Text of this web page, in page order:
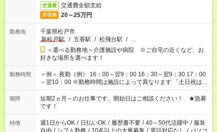
交通費 交通費全額支給
月収例 20～25万円
勤務地
千葉県松戸市
新松戸駅
/ 五香駅 / 松飛台駅 / …
＜選べる勤務地＞介護施設や病院 ※ご自宅の近くなど、お
好きな場所を選べます！
勤務時間
＜例＞ 夜勤（例） 16：00～翌9：00 16：30～翌9：30 17：00
～翌10：00 ※勤務時間は施設によって異なります 「土日祝は休
みたい」 「しっかり稼ぎたい」 「もう少し遅い時間から始めた
い」など ご希望にあったお仕事をご案内いたします。 ※未経験
の方の場合は1～2ヶ月間は日中での仕事を経験いただき、 お
仕事に慣れてからの夜勤になります。 ★家庭の都合でお休みが
必要な場合も遠慮なくご相談ください。
期間
短期2ヵ月～のお仕事です。開始日はご相談ください！ ★急募
です！
特徴 週1日からOK / 日払いOK / 履歴書不要 / 40～50代活躍中 / 服装
自由 / シフト勤務 / 10名以上の大量募集 / 電話対応なし / パソコ